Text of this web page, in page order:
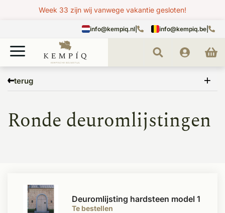
Week 33 zijn wij vanwege vakantie gesloten!
info@kempiq.nl info@kempiq.be
terug
Belgisch hardsteen Hardsteen deuromlijsting
Ronde deuromlijstingen
Te bestellen
Deuromlijsting hardsteen model 1